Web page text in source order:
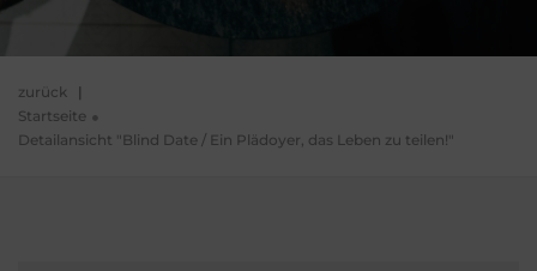
zurück |
Startseite
Detailansicht "Blind Date / Ein Plädoyer, das Leben zu teilen!"